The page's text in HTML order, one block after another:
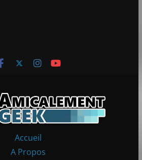
Accueil
A Propos